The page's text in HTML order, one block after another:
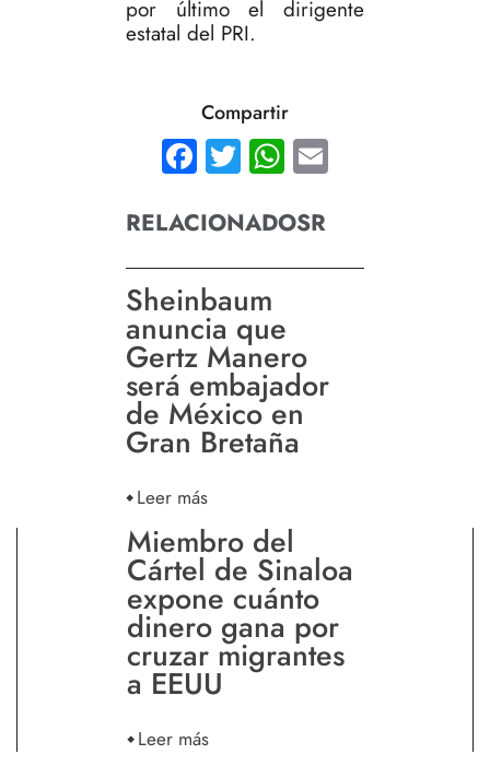
por último el dirigente
estatal del PRI.
Compartir
Facebook
TwitterWhatsApp
RELACIONADOSR
Sheinbaum
anuncia que
Gertz Manero
será embajador
de México en
Gran Bretaña
Leer más
Miembro del
Cártel de Sinaloa
expone cuánto
dinero gana por
cruzar migrantes
a EEUU
Leer más